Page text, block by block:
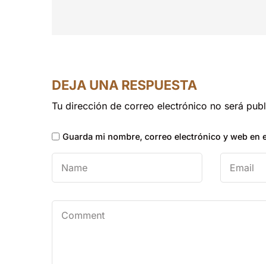
DEJA UNA RESPUESTA
Tu dirección de correo electrónico no será
Guarda mi nombre, correo electrónico y web en